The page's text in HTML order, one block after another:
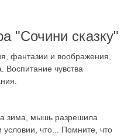
"Сочини сказку"
фантазии и воображения,
Воспитание чувства
зима, мышь разрешила
что... Помните, что